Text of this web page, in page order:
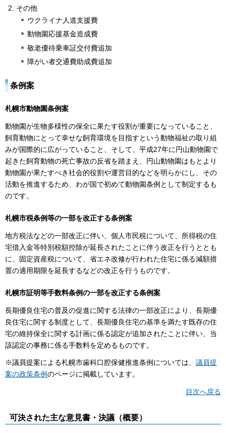
その他
ウクライナ人道支援費
動物園応援基金造成費
敬老優待乗車証交付費追加
障がい者交通費助成費追加
条例案
札幌市動物園条例案
動物園が生物多様性の保全に果たす役割が重要になっていること、
飼育動物にとって幸せな飼育環境を目指すという動物福祉の取り組
みが国際的に広がっていること、そして、平成27年に円山動物園で
起きた飼育動物の死亡事故の反省を踏まえ、円山動物園はもとより
動物園が果たすべき社会的役割や運営目的などを明らかにし、その
活動を推進するため、わが国で初めて動物園条例として制定するも
のです。
札幌市税条例等の一部を改正する条例案
地方税法などの一部改正に伴い、個人市民税について、所得税の住
宅借入金等特別税額控除が延長されたことに伴う改正を行うととも
に、固定資産税について、省エネ改修が行われた住宅に係る減額措
置の適用期限を延長するなどの改正を行うものです。
札幌市証明等手数料条例の一部を改正する条例案
長期優良住宅の普及の促進に関する法律の一部改正により、長期優
良住宅に関する制度として、長期優良住宅の基準を満たす既存の住
宅の維持保全に関する計画に係る認定が追加されたことに伴い、当
該認定の事務に係る手数料を定めるものです。
※議員提案による札幌市歯科口腔保健推進条例については、 議員提
案の政策条例のページに掲載しています。
目次へ戻る
可決された主な意見書・決議（概要）